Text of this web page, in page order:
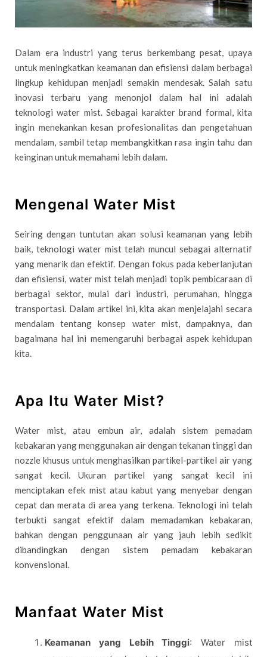
Dalam era industri yang terus berkembang pesat, upaya
untuk meningkatkan keamanan dan efisiensi dalam berbagai
lingkup kehidupan menjadi semakin mendesak. Salah satu
inovasi terbaru yang menonjol dalam hal ini adalah
teknologi water mist. Sebagai karakter brand formal, kita
ingin menekankan kesan profesionalitas dan pengetahuan
mendalam, sambil tetap membangkitkan rasa ingin tahu dan
keinginan untuk memahami lebih dalam.
Mengenal Water Mist
Seiring dengan tuntutan akan solusi keamanan yang lebih
baik, teknologi water mist telah muncul sebagai alternatif
yang menarik dan efektif. Dengan fokus pada keberlanjutan
dan efisiensi, water mist telah menjadi topik pembicaraan di
berbagai sektor, mulai dari industri, perumahan, hingga
transportasi. Dalam artikel ini, kita akan menjelajahi secara
mendalam tentang konsep water mist, dampaknya, dan
bagaimana hal ini memengaruhi berbagai aspek kehidupan
kita.
Apa Itu Water Mist?
Water mist, atau embun air, adalah sistem pemadam
kebakaran yang menggunakan air dengan tekanan tinggi dan
nozzle khusus untuk menghasilkan partikel-partikel air yang
sangat kecil. Ukuran partikel yang sangat kecil ini
menciptakan efek mist atau kabut yang menyebar dengan
cepat dan merata di area yang terkena. Teknologi ini telah
terbukti sangat efektif dalam memadamkan kebakaran,
bahkan dengan penggunaan air yang jauh lebih sedikit
dibandingkan dengan sistem pemadam kebakaran
konvensional.
Manfaat Water Mist
Keamanan yang Lebih Tinggi: Water mist